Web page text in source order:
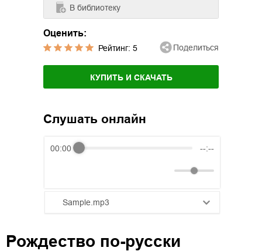
В библиотеку
Оценить:
Рейтинг: 5 Поделиться
КУПИТЬ И СКАЧАТЬ
Слушать онлайн
00:00 --:--
Sample.mp3
02.mp3
Рождество по-русски